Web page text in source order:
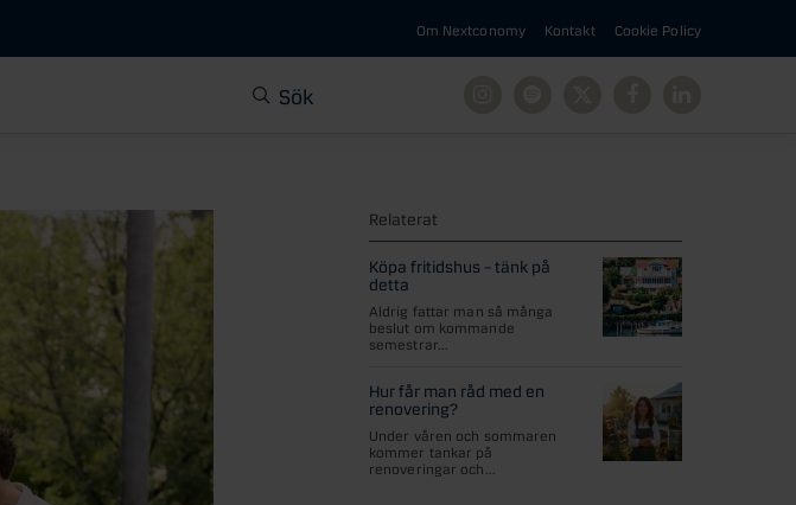
Om Nextconomy Kontakt Cookie Policy
Sök
Relaterat
Köpa fritidshus – tänk på
detta
Aldrig fattar man så många
beslut om kommande
semestrar...
Hur får man råd med en
renovering?
Under våren och sommaren
kommer tankar på
renoveringar och...